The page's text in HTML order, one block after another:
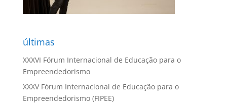
últimas
XXXVI Fórum Internacional de Educação para o
Empreendedorismo
XXXV Fórum Internacional de Educação para o
Empreendedorismo (FIPEE)